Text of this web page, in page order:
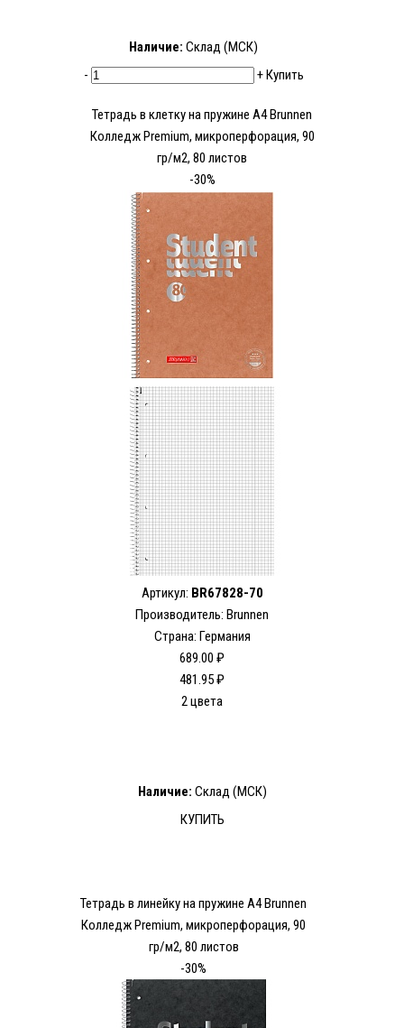
Наличие: Склад (МСК)
-
+Купить
Тетрадь в клетку на пружине А4 Brunnen
Колледж Premium, микроперфорация, 90
гр/м2, 80 листов
-30%
Артикул: BR67828-70
Производитель: Brunnen
Страна: Германия
689.00 ₽
481.95 ₽
2 цвета
Наличие: Склад (МСК)
КУПИТЬ
Тетрадь в линейку на пружине А4 Brunnen
Колледж Premium, микроперфорация, 90
гр/м2, 80 листов
-30%